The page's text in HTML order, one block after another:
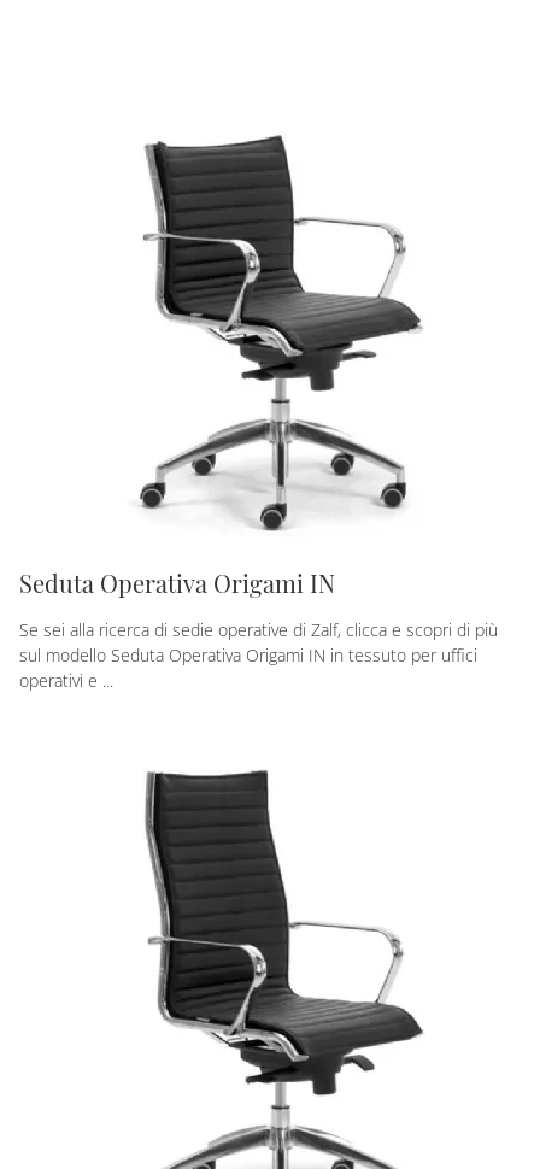
Seduta Operativa Origami IN
Se sei alla ricerca di sedie operative di Zalf, clicca e scopri di più
sul modello Seduta Operativa Origami IN in tessuto per uffici
operativi e ...